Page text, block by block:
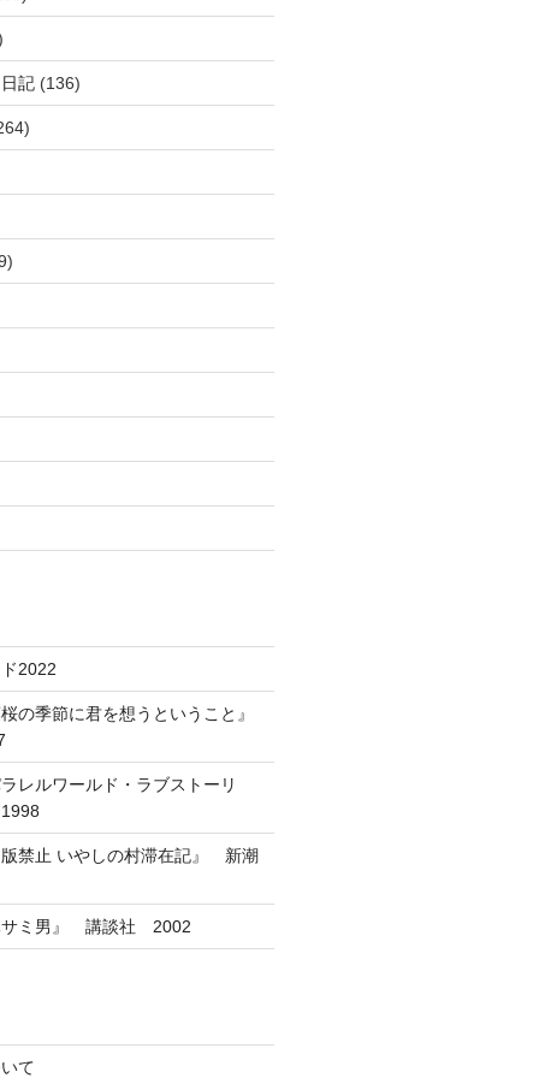
記(136)
2022
の季節に君を想うということ』
レルワールド・ラブストーリ
禁止 いやしの村滞在記』 新潮
ミ男』 講談社 2002
て